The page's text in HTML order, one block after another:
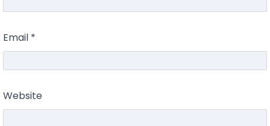
Email *
Website